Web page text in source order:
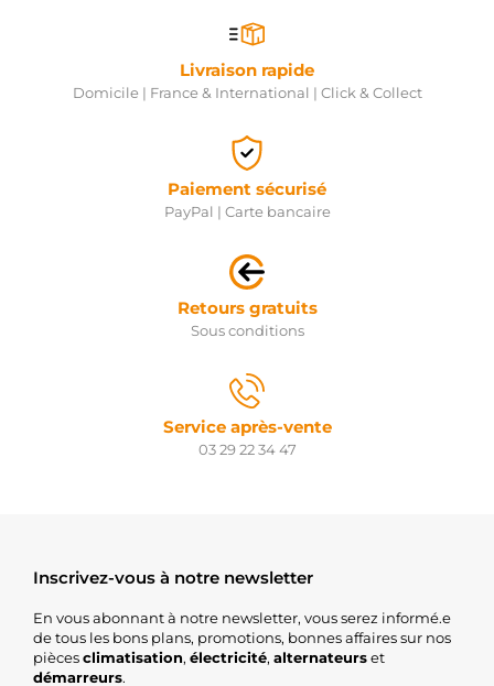
Livraison rapide
Domicile | France & International | Click & Collect
Paiement sécurisé
PayPal | Carte bancaire
Retours gratuits
Sous conditions
Service après-vente
03 29 22 34 47
Inscrivez-vous à notre newsletter
En vous abonnant à notre newsletter, vous serez informé.e
de tous les bons plans, promotions, bonnes affaires sur nos
piècesclimatisation, électricité, alternateurset
démarreurs.